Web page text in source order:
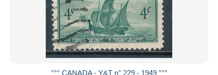
°°° CANADA - Y&T n° 229 - 1949 °°°